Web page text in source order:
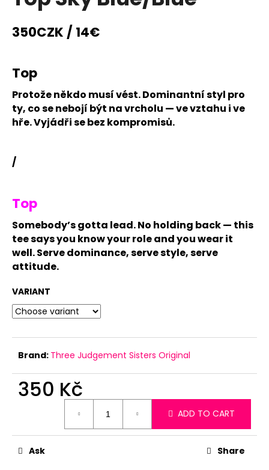
0,0
out
stars.
350CZK / 14€
Top
Protože někdo musí vést. Dominantní styl pro
ty, co se nebojí být na vrcholu — ve vztahu i ve
hře. Vyjádři se bez kompromisů.
/
Top
Somebody’s gotta lead. No holding back — this
tee says you know your role and you wear it
well. Serve dominance, serve style, serve
attitude.
VARIANT
Brand: Three Judgement Sisters Original
350 Kč
ADD TO CART
Ask Share
n
o
r
?
W
e
r
e
o
m
m
n
d